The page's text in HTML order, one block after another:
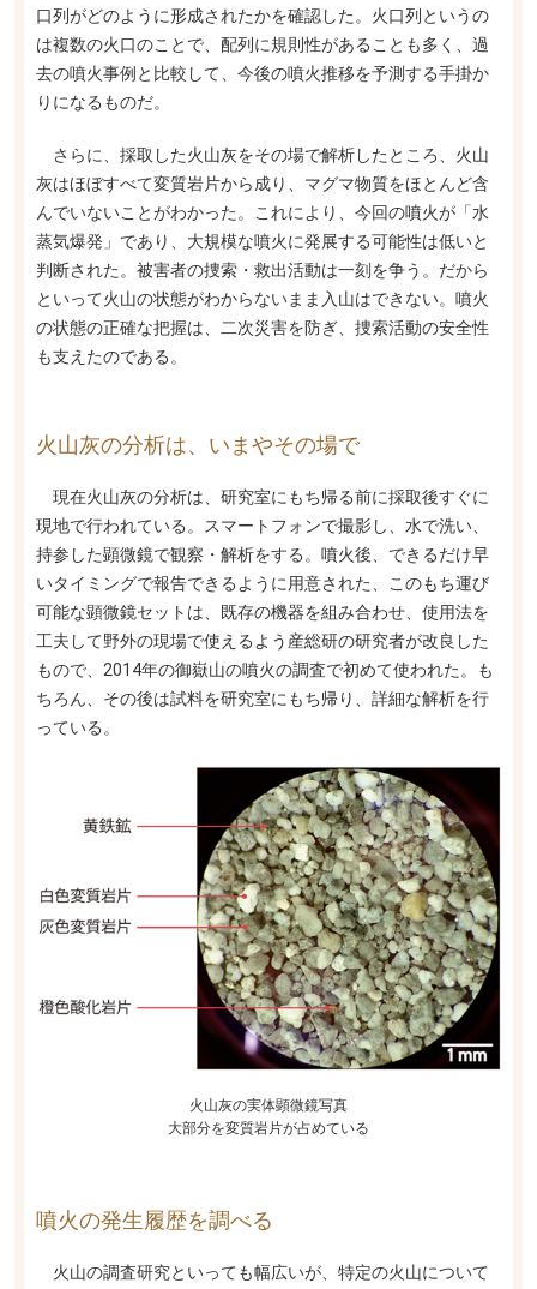
口列がどのように形成されたかを確認した。火口列というの
は複数の火口のことで、配列に規則性があることも多く、過
去の噴火事例と比較して、今後の噴火推移を予測する手掛か
りになるものだ。
さらに、採取した火山灰をその場で解析したところ、火山
灰はほぼすべて変質岩片から成り、マグマ物質をほとんど含
んでいないことがわかった。これにより、今回の噴火が「水
蒸気爆発」であり、大規模な噴火に発展する可能性は低いと
判断された。被害者の捜索・救出活動は一刻を争う。だから
といって火山の状態がわからないまま入山はできない。噴火
の状態の正確な把握は、二次災害を防ぎ、捜索活動の安全性
も支えたのである。
火山灰の分析は、いまやその場で
現在火山灰の分析は、研究室にもち帰る前に採取後すぐに
現地で行われている。スマートフォンで撮影し、水で洗い、
持参した顕微鏡で観察・解析をする。噴火後、できるだけ早
いタイミングで報告できるように用意された、このもち運び
可能な顕微鏡セットは、既存の機器を組み合わせ、使用法を
工夫して野外の現場で使えるよう産総研の研究者が改良した
もので、2014年の御嶽山の噴火の調査で初めて使われた。も
ちろん、その後は試料を研究室にもち帰り、詳細な解析を行
っている。
火山灰の実体顕微鏡写真
大部分を変質岩片が占めている
噴火の発生履歴を調べる
火山の調査研究といっても幅広いが、特定の火山について